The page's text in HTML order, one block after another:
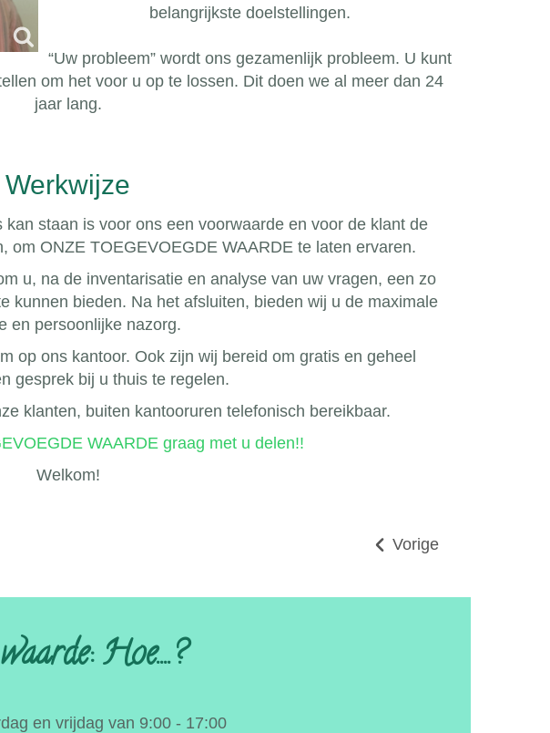
belangrijkste doelstellingen.
“Uw probleem” wordt ons gezamenlijk probleem. U kunt
om het voor u op te lossen. Dit doen we al meer dan 24
jaar lang.
Werkwijze
staan is voor ons een voorwaarde en voor de klant de
om ONZE TOEGEVOEGDE WAARDE te laten ervaren.
u, na de inventarisatie en analyse van uw vragen, een zo
kunnen bieden. Na het afsluiten, bieden wij u de maximale
en persoonlijke nazorg.
op ons kantoor. Ook zijn wij bereid om gratis en geheel
gesprek bij u thuis te regelen.
klanten, buiten kantooruren telefonisch bereikbaar.
WAARDE graag met u delen!!
Welkom!
Vorige
Hoe....?
en vrijdag van 9:00 - 17:00